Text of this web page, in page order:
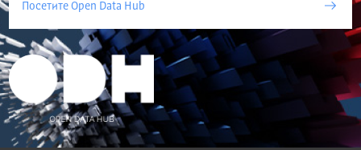
Посетите Open Data Hub